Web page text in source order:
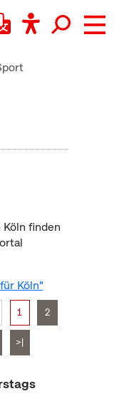
finden
Köln"
1 2
>|